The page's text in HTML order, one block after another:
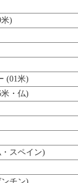
)
(01米)
・仏)
スペイン)
チン)